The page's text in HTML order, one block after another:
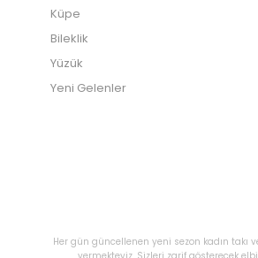
Küpe
Bileklik
Yüzük
Yeni Gelenler
Her gün güncellenen yeni sezon kadın takı